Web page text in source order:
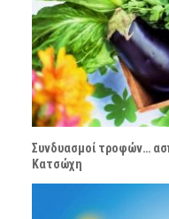
Συνδυασμοί τροφών…
Κατσώχη